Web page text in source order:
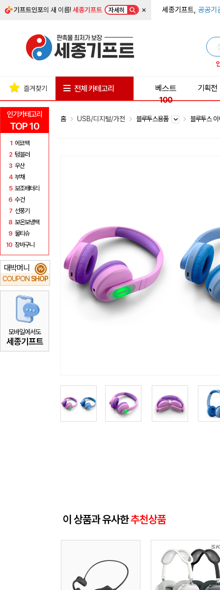
기프트인포의 새 이름!세종기프트 자세히 × 세종기프트, 공공기
인기카테고리
TOP 10
1 에코백
2 텀블러
3 우산
4 부채
5 보조배터리
6 수건
7 선풍기
8 보온보냉백
9 물티슈
10 장바구니
대박머니
COUPON SHOP
₩
모바일에서도
세종기프트
즐겨찾기 전체 카테고리
베스트
100
기획전
홈 USB/디지털/가전 블루투스용품 블루투스
이 상품과 유사한추천상품